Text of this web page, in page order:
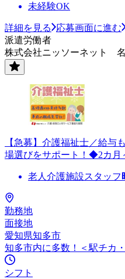
未経験OK
詳細を見る
応募画面に進む
派遣労働者
株式会社ニッソーネット 名
【急募】介護福祉士／給与
場選びをサポート！◆2カ月
老人介護施設スタッフ
勤務地
面接地
愛知県知多市
知多市内に多数！＜駅チカ
シフト